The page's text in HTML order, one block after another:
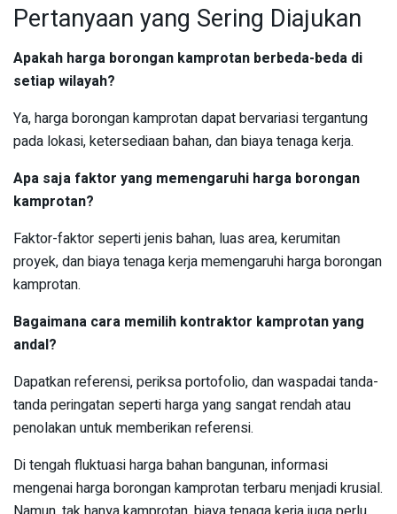
Pertanyaan yang Sering Diajukan
Apakah harga borongan kamprotan berbeda-beda di
setiap wilayah?
Ya, harga borongan kamprotan dapat bervariasi tergantung
pada lokasi, ketersediaan bahan, dan biaya tenaga kerja.
Apa saja faktor yang memengaruhi harga borongan
kamprotan?
Faktor-faktor seperti jenis bahan, luas area, kerumitan
proyek, dan biaya tenaga kerja memengaruhi harga borongan
kamprotan.
Bagaimana cara memilih kontraktor kamprotan yang
andal?
Dapatkan referensi, periksa portofolio, dan waspadai tanda-
tanda peringatan seperti harga yang sangat rendah atau
penolakan untuk memberikan referensi.
Di tengah fluktuasi harga bahan bangunan, informasi
mengenai harga borongan kamprotan terbaru menjadi krusial.